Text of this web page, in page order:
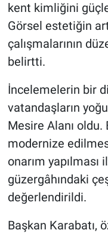
kent kimliğini
Görsel estetiğin
çalışmalarının
belirtti.
İncelemelerin bir
vatandaşların
Mesire Alanı oldu.
modernize
onarım
güzergâhındaki
değerlendirildi.
Başkan Karabatı,